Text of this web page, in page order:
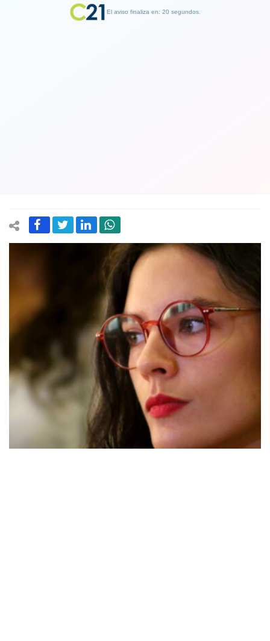
El aviso finaliza en: 19 segundos.